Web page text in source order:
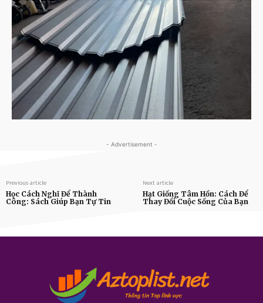
- Advertisement -
Previous article
Học Cách Nghĩ Để Thành
Công: Sách Giúp Bạn Tự Tin
Next article
Hạt Giống Tâm Hồn: Cách Để
Thay Đổi Cuộc Sống Của Bạn